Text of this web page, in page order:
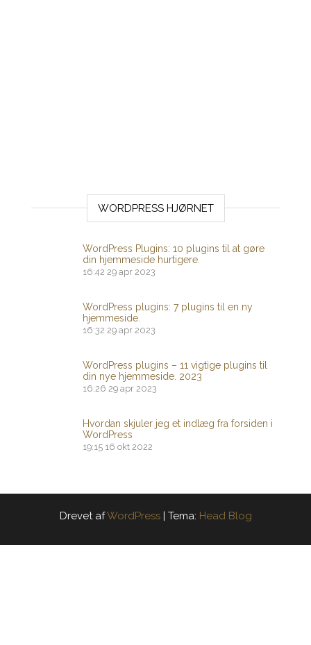
WORDPRESS HJØRNET
WordPress Plugins: 10 plugins til at gøre
din hjemmeside hurtigere.
16:42 29 apr 2023
WordPress plugins: 7 plugins til en ny
hjemmeside.
16:32 29 apr 2023
WordPress plugins – 11 vigtige plugins til
din nye hjemmeside. 2023
16:26 29 apr 2023
Hvordan skjuler jeg et indlæg fra forsiden i
WordPress
19:15 16 okt 2022
Drevet afWordPress | Tema: Head Blog